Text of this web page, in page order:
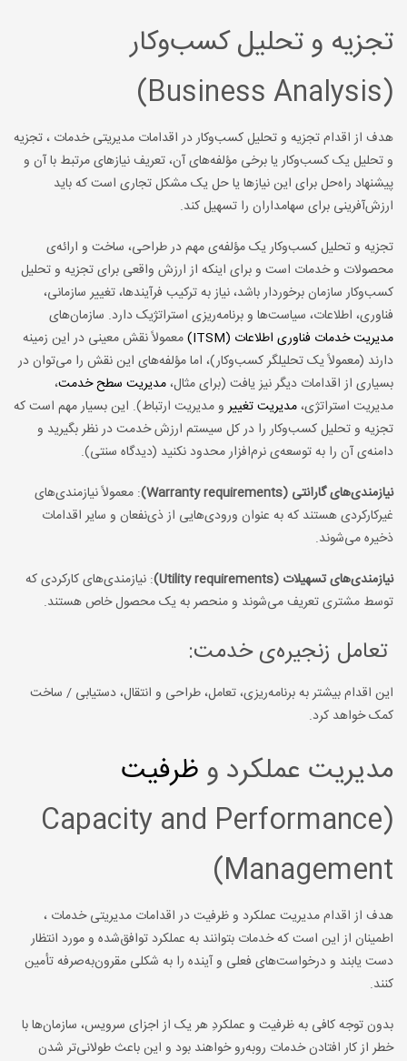
تجزیه و تحلیل کسب‌وکار
(Business Analysis)
هدف از اقدام تجزیه و تحلیل کسب‌وکار در اقدامات مدیریتی خدمات ، تجزیه
و تحلیل یک کسب‌وکار یا برخی مؤلفه‌های آن، تعریف نیازهای مرتبط با آن و
پیشنهاد راه‌حل برای این نیازها یا حل یک مشکل تجاری است که باید
ارزش‌آفرینی برای سهامداران را تسهیل کند.
تجزیه و تحلیل کسب‌وکار یک مؤلفه‌ی مهم در طراحی، ساخت و ارائه‌ی
محصولات و خدمات است و برای اینکه از ارزش واقعی برای تجزیه و تحلیل
کسب‌وکار سازمان برخوردار باشد، نیاز به ترکیب فرآیندها، تغییر سازمانی،
فناوری، اطلاعات، سیاست‌ها و برنامه‌ریزی استراتژیک دارد. سازمان‌های
مدیریت خدمات فناوری اطلاعات (ITSM)
معمولاً نقش معینی در این زمینه
دارند (معمولاً یک تحلیلگر کسب‌وکار)، اما مؤلفه‌های این نقش را می‌توان در
بسیاری از اقدامات دیگر نیز یافت (برای مثال،مدیریت سطح خدمت،
مدیریت استراتژی،مدیریت تغییر و مدیریت ارتباط). این بسیار مهم است که
تجزیه و تحلیل کسب‌وکار را در کل سیستم ارزش خدمت در نظر بگیرید و
دامنه‌ی آن را به توسعه‌ی نرم‌افزار محدود نکنید (دیدگاه سنتی).
نیازمندی‌های گارانتی (Warranty requirements
): معمولاً نیازمندی‌های
غیرکارکردی هستند که به عنوان ورودی‌هایی از ذی‌نفعان و سایر اقدامات
ذخیره می‌شوند.
نیازمندی‌های تسهیلات (Utility requirements
): نیازمندی‌های کارکردی که
توسط مشتری تعریف می‌شوند و منحصر به یک محصول خاص هستند.
تعامل زنجیره‌ی خدمت:
این اقدام بیشتر به برنامه‌ریزی، تعامل، طراحی و انتقال، دستیابی / ساخت
کمک خواهد کرد.
مدیریت عملکرد و ظرفیت
(Capacity and Performance
Management)
هدف از اقدام مدیریت عملکرد و ظرفیت در اقدامات مدیریتی خدمات ،
اطمینان از این است که خدمات بتوانند به عملکرد توافق‌شده و مورد انتظار
دست یابند و درخواست‌های فعلی و آینده را به شکلی مقرون‌به‌صرفه تأمین
کنند.
بدون توجه کافی به ظرفیت و عملکردِ هر یک از اجزای سرویس، سازمان‌ها با
خطر از کار افتادن خدمات روبه‌رو خواهند بود و این باعث طولانی‌تر شدن